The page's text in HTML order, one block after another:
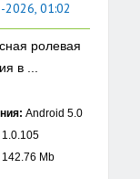
2026, 01:02
ролевая
в ...
Android 5.0
1.0.105
142.76 Mb